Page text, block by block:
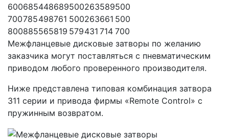
600685448689500263589500
700785498761 500263661 500
800885565819 579431 714 700
Межфланцевые дисковые затворы по желанию
заказчика могут поставляться с пневматическим
приводом любого проверенного производителя.
Ниже представлена типовая комбинация затвора
311 серии и привода фирмы «Remote Control» с
пружинным возвратом.